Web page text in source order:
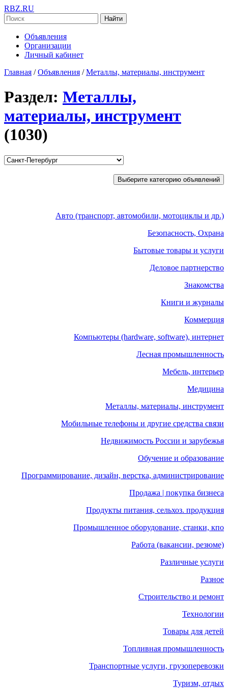
RBZ.RU
Найти
Объявления
Организации
Личный кабинет
Главная / Объявления / Металлы, материалы, инструмент
Раздел: Металлы,
материалы, инструмент
(1030)
Выберите категорию объявлений
Авто (транспорт, автомобили, мотоциклы и др.)
Безопасность, Охрана
Бытовые товары и услуги
Деловое партнерство
Знакомства
Книги и журналы
Коммерция
Компьютеры (hardware, software), интернет
Лесная промышленность
Мебель, интерьер
Медицина
Металлы, материалы, инструмент
Мобильные телефоны и другие средства связи
Недвижимость России и зарубежья
Обучение и образование
Программирование, дизайн, верстка, администрирование
Продажа | покупка бизнеса
Продукты питания, сельхоз. продукция
Промышленное оборудование, станки, кпо
Работа (вакансии, резюме)
Различные услуги
Разное
Строительство и ремонт
Технологии
Товары для детей
Топливная промышленность
Транспортные услуги, грузоперевозки
Туризм, отдых